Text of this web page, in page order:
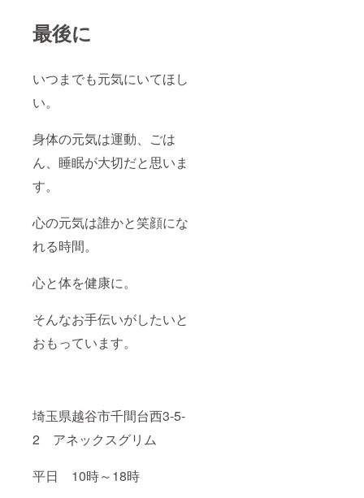
最後に
いつまでも元気にいてほし
い。
身体の元気は運動、ごは
ん、睡眠が大切だと思いま
す。
心の元気は誰かと笑顔にな
れる時間。
心と体を健康に。
そんなお手伝いがしたいと
おもっています。
埼玉県越谷市千間台西3-5-
2 アネックスグリム
平日 10時～18時